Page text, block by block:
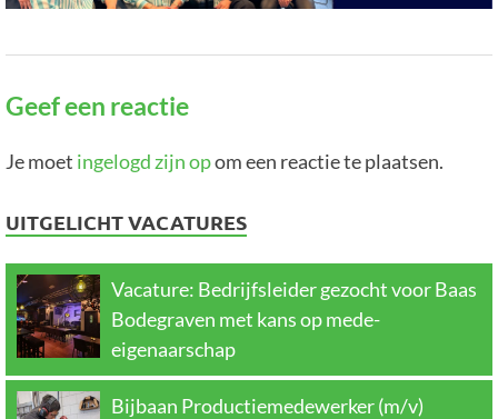
Geef een reactie
Je moet ingelogd zijn opom een reactie te plaatsen.
UITGELICHT VACATURES
Vacature: Bedrijfsleider gezocht voor Baas
Bodegraven met kans op mede-
eigenaarschap
Bijbaan Productiemedewerker (m/v)